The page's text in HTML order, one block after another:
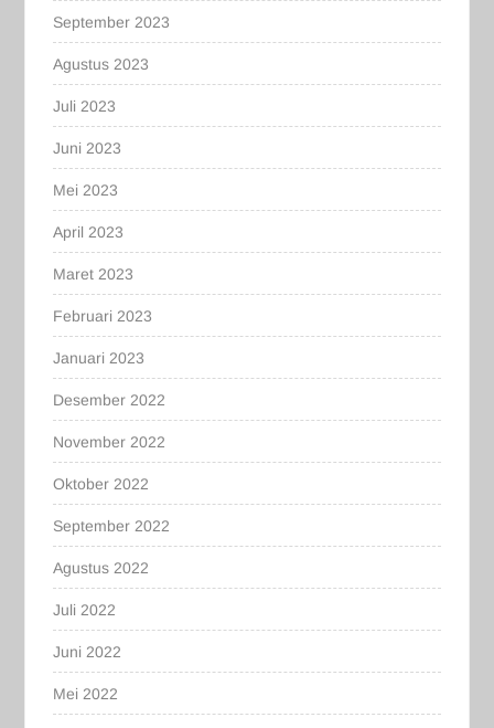
September 2023
Agustus 2023
Juli 2023
Juni 2023
Mei 2023
April 2023
Maret 2023
Februari 2023
Januari 2023
Desember 2022
November 2022
Oktober 2022
September 2022
Agustus 2022
Juli 2022
Juni 2022
Mei 2022